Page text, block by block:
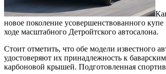
новое поколение усовершенствованного
ходе масштабного Детройтского автосалона.
Стоит отметить, что обе модели известного
удостоверяют их принадлежность к
карбоновой крышей. Подготовленная